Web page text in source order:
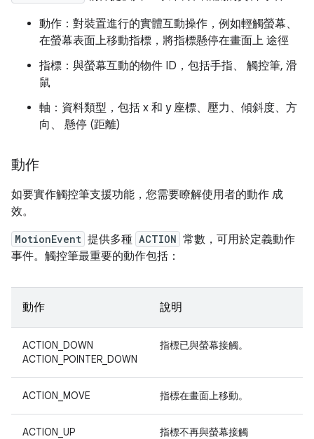
動作：對裝置進行的實體互動操作，例如輕觸螢幕、
在螢幕表面上移動指標，將指標懸停在畫面上 途徑
指標：與螢幕互動的物件 ID，包括手指、 觸控筆, 滑
鼠
軸：資料類型，包括 x 和 y 座標、壓力、傾斜度、方
向、 懸停 (距離)
動作
如要實作觸控筆支援功能，您需要瞭解使用者的動作 成
效。
MotionEvent 提供多種 ACTION 常數，可用於定義動作
事件。觸控筆最重要的動作包括：
動作 說明
ACTION_DOWN
ACTION_POINTER_DOWN
指標已與螢幕接觸。
ACTION_MOVE 指標在畫面上移動。
ACTION_UP
指標不再與螢幕接觸